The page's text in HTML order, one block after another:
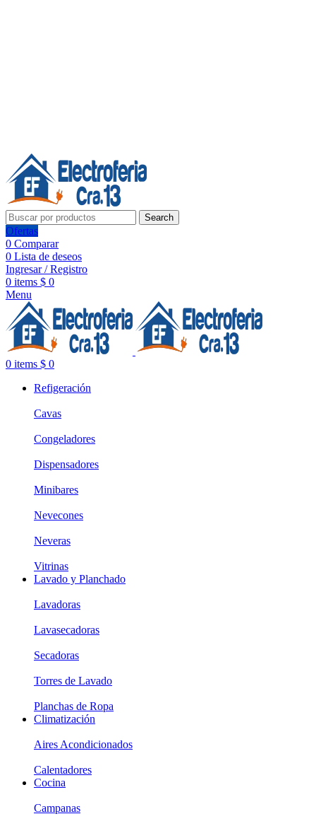
Search
Ofertas
0 Comparar
0 Lista de deseos
Ingresar / Registro
0 items $ 0
Menu
0 items $ 0
Refigeración
Cavas
Congeladores
Dispensadores
Minibares
Nevecones
Neveras
Vitrinas
Lavado y Planchado
Lavadoras
Lavasecadoras
Secadoras
Torres de Lavado
Planchas de Ropa
Climatización
Aires Acondicionados
Calentadores
Cocina
Campanas